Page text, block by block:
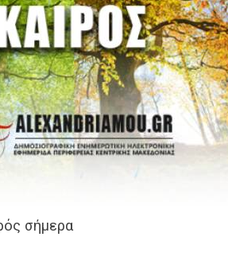
σήμερα